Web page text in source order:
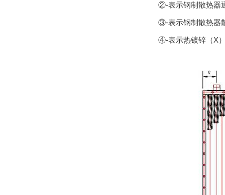
②-表示钢制散热器
③-表示钢制散热
④-表示热镀锌（X